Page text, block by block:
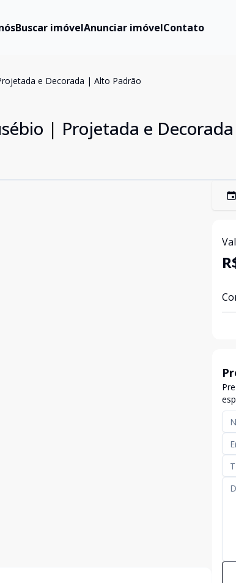
Buscar imóvelAnunciar imóvelContato
e Decorada | Alto Padrão
| Projetada e